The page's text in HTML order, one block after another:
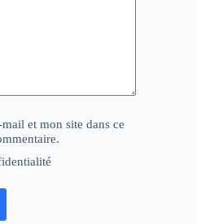
et mon site dans ce